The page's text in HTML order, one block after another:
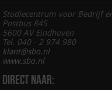
Studiecentrum voor Bedrijf
Postbus 845
5600 AV Eindhoven
Tel. 040 - 2 974 980
klant@sbo.nl
www.sbo.nl
Direct naar: